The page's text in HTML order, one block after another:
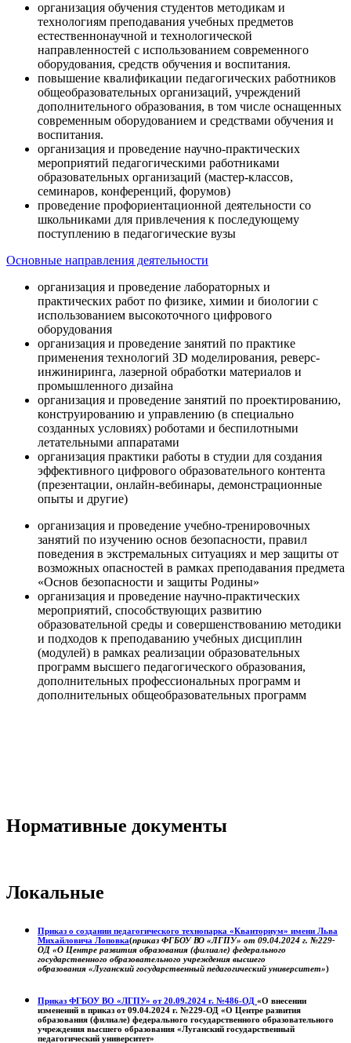
организация обучения студентов методикам и
технологиям преподавания учебных предметов
естественнонаучной и технологической
направленностей с использованием современного
оборудования, средств обучения и воспитания.
повышение квалификации педагогических работников
общеобразовательных организаций, учреждений
дополнительного образования, в том числе оснащенных
современным оборудованием и средствами обучения и
воспитания.
организация и проведение научно-практических
мероприятий педагогическими работниками
образовательных организаций (мастер-классов,
семинаров, конференций, форумов)
проведение профориентационной деятельности со
школьниками для привлечения к последующему
поступлению в педагогические вузы
Основные направления деятельности
организация и проведение лабораторных и
практических работ по физике, химии и биологии с
использованием высокоточного цифрового
оборудования
организация и проведение занятий по практике
применения технологий 3D моделирования, реверс-
инжиниринга, лазерной обработки материалов и
промышленного дизайна
организация и проведение занятий по проектированию,
конструированию и управлению (в специально
созданных условиях) роботами и беспилотными
летательными аппаратами
организация практики работы в студии для создания
эффективного цифрового образовательного контента
(презентации, онлайн-вебинары, демонстрационные
опыты и другие)
организация и проведение учебно-тренировочных
занятий по изучению основ безопасности, правил
поведения в экстремальных ситуациях и мер защиты от
возможных опасностей в рамках преподавания предмета
«Основ безопасности и защиты Родины»
организация и проведение научно-практических
мероприятий, способствующих развитию
образовательной среды и совершенствованию методики
и подходов к преподаванию учебных дисциплин
(модулей) в рамках реализации образовательных
программ высшего педагогического образования,
дополнительных профессиональных программ и
дополнительных общеобразовательных программ
Нормативные документы
Локальные
Приказ о создании педагогического технопарка «Кванториум» имени Льва
Михайловича Лоповка(приказ ФГБОУ ВО «ЛГПУ» от 09.04.2024 г. №229-
ОД «О Центре развития образования (филиале) федерального
государственного образовательного учреждения высшего
образования «Луганский государственный педагогический университет»)
Приказ ФГБОУ ВО «ЛГПУ» от 20.09.2024 г. №486-ОД «О внесении
изменений в приказ от 09.04.2024 г. №229-ОД «О Центре развития
образования (филиале) федерального государственного образовательного
учреждения высшего образования «Луганский государственный
педагогический университет»